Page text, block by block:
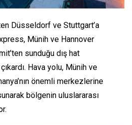
Düsseldorf ve Stuttgart’a
Münih ve Hannover
sunduğu dış hat
Hava yolu, Münih ve
önemli merkezlerine
bölgenin uluslararası